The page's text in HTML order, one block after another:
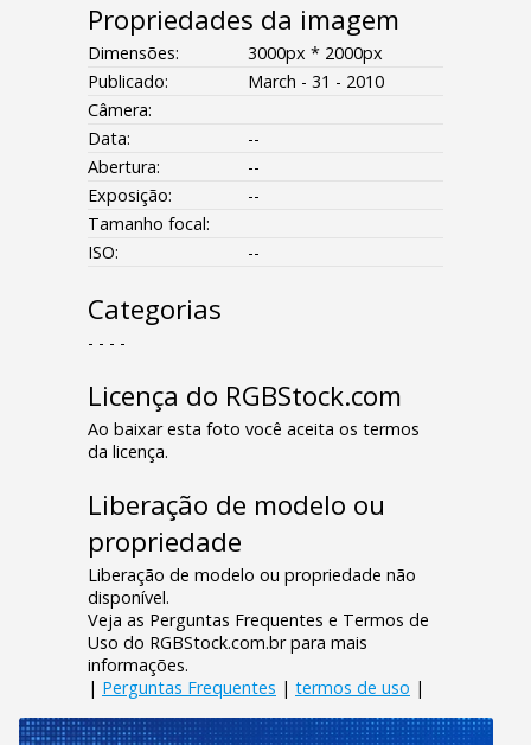
Propriedades da imagem
Dimensões:
3000px * 2000px
Publicado:
March - 31 - 2010
Câmera:
Data:
--
Abertura:
--
Exposição:
--
Tamanho focal:
ISO:
--
Categorias
- - - -
Licença do RGBStock.com
Ao baixar esta foto você aceita os termos
da licença.
Liberação de modelo ou
propriedade
Liberação de modelo ou propriedade não
disponível.
Veja as Perguntas Frequentes e Termos de
Uso do RGBStock.com.br para mais
informações.
| Perguntas Frequentes | termos de uso |